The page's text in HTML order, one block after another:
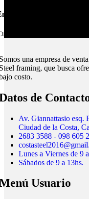
Montevideo e
todo el país.
una empresa de
framing, que busca
costo.
de
Av. Giannattasio esq.
Ciudad de la Costa,
2683 3588 - 098 605
Lunes a Viernes de 9
Sábados de 9 a 13hs.
Usuario